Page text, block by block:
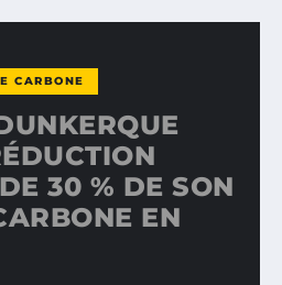
CARBONE
30 % DE SON
EN